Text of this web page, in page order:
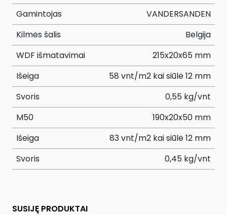
Gamintojas
VANDERSANDEN
Kilmės šalis
Belgija
WDF išmatavimai
215x20x65 mm
Išeiga
58 vnt/m2 kai siūlė 12 mm
Svoris
0,55 kg/vnt
M50
190x20x50 mm
Išeiga
83 vnt/m2 kai siūlė 12 mm
Svoris
0,45 kg/vnt
SUSIJĘ PRODUKTAI